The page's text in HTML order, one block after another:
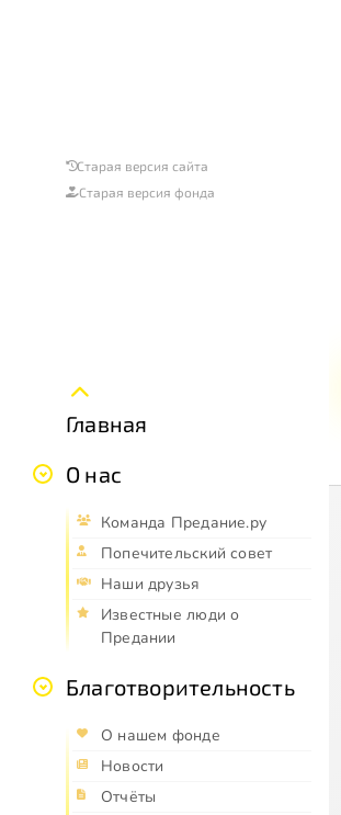
Старая версия сайта
Старая версия фонда
Главная
О нас
Команда Предание.ру
Попечительский совет
Наши друзья
Известные люди о
Предании
Благотворительность
О нашем фонде
Новости
Отчёты